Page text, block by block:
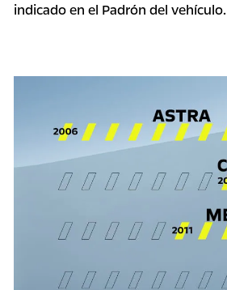
indicado en el Padrón del vehículo.